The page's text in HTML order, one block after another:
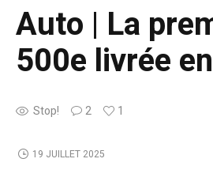
Auto | La
500e livrée
Stop! 2 1
19 JUILLET 2025